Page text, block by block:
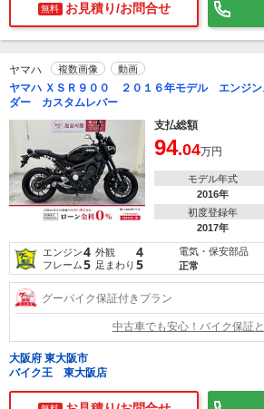
無料 お見積り/お問合せ
ヤマハ 複数画像 動画
ヤマハ ＸＳＲ９００ ２０１６年モデル エンジン
ダー カスタムレバー
支払総額
94.04万円
モデル年式
2016年
初度登録年
2017年
エンジン4 外観 4
フレーム5 足まわり 5
電気・保安部品
正常
グーバイク保証付きプラン
中古車でも安心！バイク保証
大阪府 東大阪市
バイク王 東大阪店